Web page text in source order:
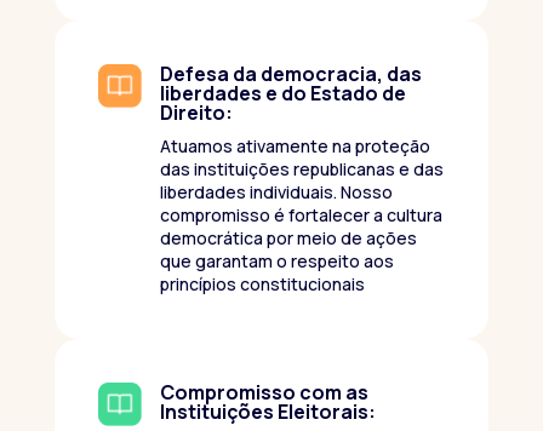
Defesa da democracia, das
liberdades e do Estado de
Direito:
Atuamos ativamente na proteção
das instituições republicanas e das
liberdades individuais. Nosso
compromisso é fortalecer a cultura
democrática por meio de ações
que garantam o respeito aos
princípios constitucionais
Compromisso com as
Instituições Eleitorais: